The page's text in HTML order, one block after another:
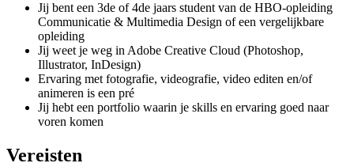
Jij bent een 3de of 4de jaars student van de HBO-opleiding
Communicatie & Multimedia Design of een vergelijkbare
opleiding
Jij weet je weg in Adobe Creative Cloud (Photoshop,
Illustrator, InDesign)
Ervaring met fotografie, videografie, video editen en/of
animeren is een pré
Jij hebt een portfolio waarin je skills en ervaring goed naar
voren komen
Vereisten